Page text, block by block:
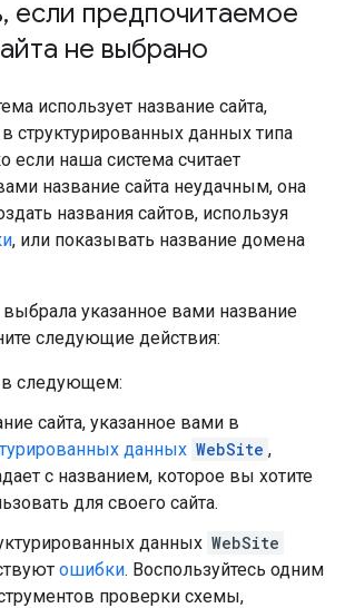
, если предпочитаемое
не выбрано
использует название сайта,
структурированных данных типа
если наша система считает
название сайта неудачным, она
названия сайтов, используя
, или показывать название домена
выбрала указанное вами название
следующие действия:
в следующем:
сайта, указанное вами в
данных WebSite ,
с названием, которое вы хотите
для своего сайта.
данных WebSite
ошибки. Воспользуйтесь одним
проверки схемы,